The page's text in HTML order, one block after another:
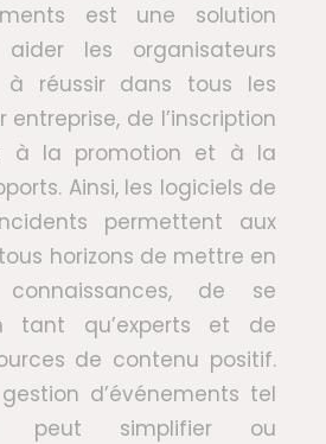
est une solution
les organisateurs
à réussir dans tous les
de l’inscription
à la promotion et à la
Ainsi, les logiciels de
permettent aux
horizons de mettre en
de se
tant qu’experts et de
de contenu positif.
d’événements tel
peut simplifier ou